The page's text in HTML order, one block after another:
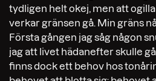
tydligen helt okej, men att
verkar gränsen gå. Min gräns
Första gången jag såg någon
jag att livet hädanefter skulle
finns dock ett behov hos